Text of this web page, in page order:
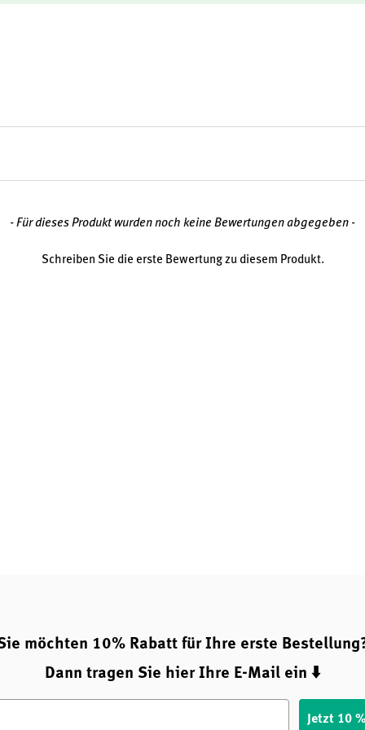
- Für dieses Produkt wurden noch keine Bewertungen abgegeben -
Schreiben Sie die erste Bewertung zu diesem Produkt.
möchten 10% Rabatt für Ihre erste
Dann tragen Sie hier Ihre E-Mail ein ⬇️
Jetzt 10